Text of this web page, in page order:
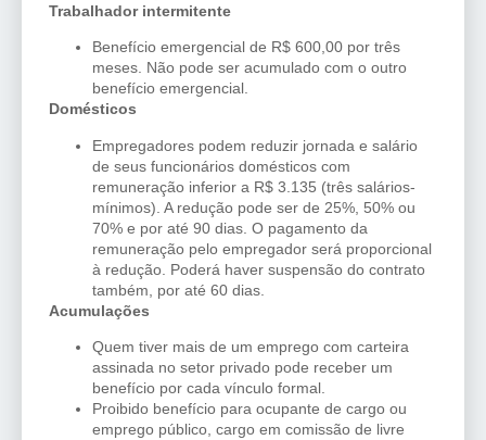
Trabalhador intermitente
Benefício emergencial de R$ 600,00 por três
meses. Não pode ser acumulado com o outro
benefício emergencial.
Domésticos
Empregadores podem reduzir jornada e salário
de seus funcionários domésticos com
remuneração inferior a R$ 3.135 (três salários-
mínimos). A redução pode ser de 25%, 50% ou
70% e por até 90 dias. O pagamento da
remuneração pelo empregador será proporcional
à redução. Poderá haver suspensão do contrato
também, por até 60 dias.
Acumulações
Quem tiver mais de um emprego com carteira
assinada no setor privado pode receber um
benefício por cada vínculo formal.
Proibido benefício para ocupante de cargo ou
emprego público, cargo em comissão de livre